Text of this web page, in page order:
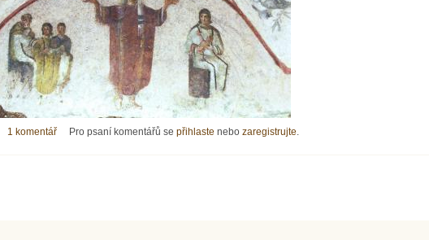
Jáhenství žen: otevřené dveře, nebo zdržování jako strategie
1 komentář Pro psaní komentářů sepřihlaste nebozaregistrujte.